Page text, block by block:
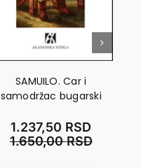
SAMUILO. Car i
samodržac bugarski
1.650,00RSD
1.237,50 RSD